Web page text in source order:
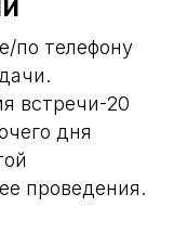
по телефону
встречи-20
дня
проведения.